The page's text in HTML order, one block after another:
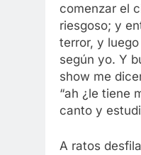
comenzar el
riesgoso; y
terror, y
según yo. Y
show me
“ah ¿le tiene
canto y
A ratos